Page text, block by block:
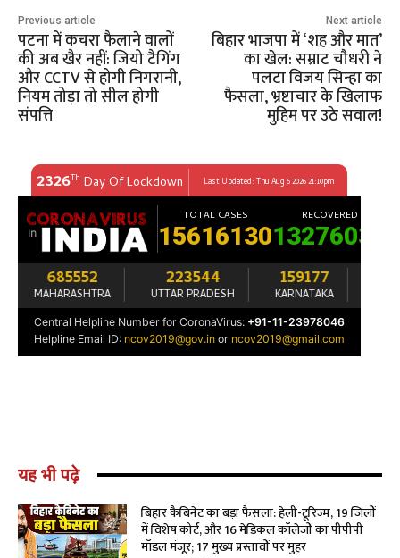
Previous article
पटना में कचरा फैलाने वालों
की अब खैर नहीं: जियो टैगिंग
और CCTV से होगी निगरानी,
नियम तोड़ा तो सील होगी
संपत्ति
Next article
बिहार भाजपा में ‘शह और मात’
का खेल: सम्राट चौधरी ने
पलटा विजय सिन्हा का
फैसला, भ्रष्टाचार के खिलाफ
मुहिम पर उठे सवाल!
यह भी पढ़े
बिहार कैबिनेट का बड़ा फैसला: हेली-टूरिज्म, 19 जिलों
में विशेष कोर्ट, और 16 मेडिकल कॉलेजों का पीपीपी
मॉडल मंजूर; 17 मुख्य प्रस्तावों पर मुहर